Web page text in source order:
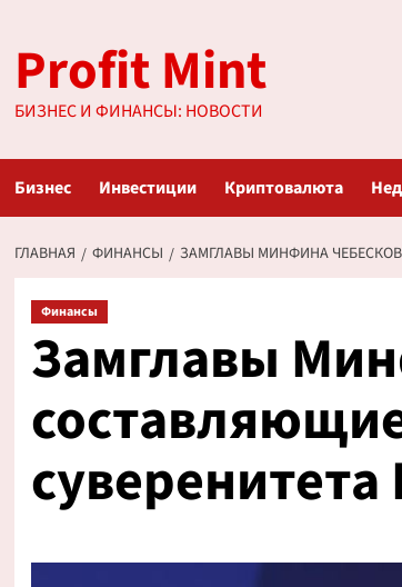
содержимому
Profit Mint
БИЗНЕС И ФИНАНСЫ: НОВОСТИ
Бизнес Инвестиции Криптовалюта
ГЛАВНАЯ ФИНАНСЫ ЗАМГЛАВЫ МИНФИНА
Финансы
Замглавы
суверенитета